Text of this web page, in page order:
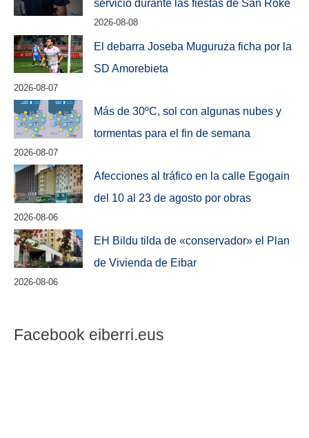
servicio durante las fiestas de San Roke
2026-08-08
El debarra Joseba Muguruza ficha por la
SD Amorebieta
2026-08-07
Más de 30ºC, sol con algunas nubes y
tormentas para el fin de semana
2026-08-07
Afecciones al tráfico en la calle Egogain
del 10 al 23 de agosto por obras
2026-08-06
EH Bildu tilda de «conservador» el Plan
de Vivienda de Eibar
2026-08-06
Facebook eiberri.eus